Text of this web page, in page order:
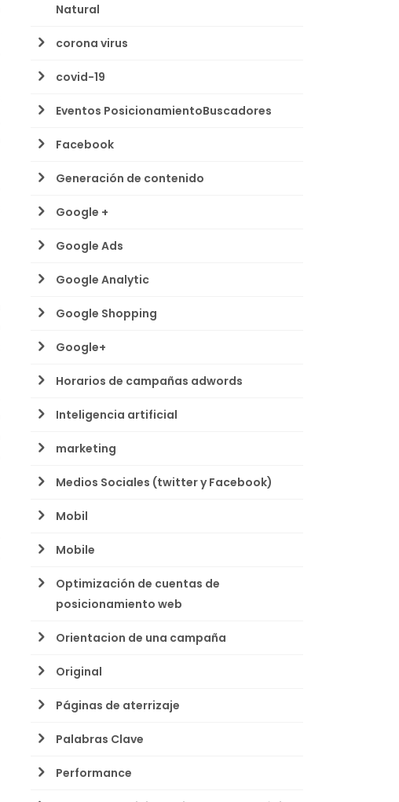
Natural
corona virus
covid-19
Eventos PosicionamientoBuscadores
Facebook
Generación de contenido
Google +
Google Ads
Google Analytic
Google Shopping
Google+
Horarios de campañas adwords
Inteligencia artificial
marketing
Medios Sociales (twitter y Facebook)
Mobil
Mobile
Optimización de cuentas de
posicionamiento web
Orientacion de una campaña
Original
Páginas de aterrizaje
Palabras Clave
Performance